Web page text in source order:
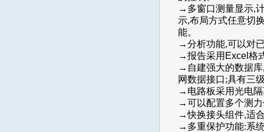
→ 多窗口测量显示,
示,布局方式任意切
能。
→分析功能,可以对
→报告采用 Excel格
→ 自建强大的数据
网数据接口;具有三
→电路板采用光电
→可以配置多个测
→快换接头组件,适
→多重保护功能:系